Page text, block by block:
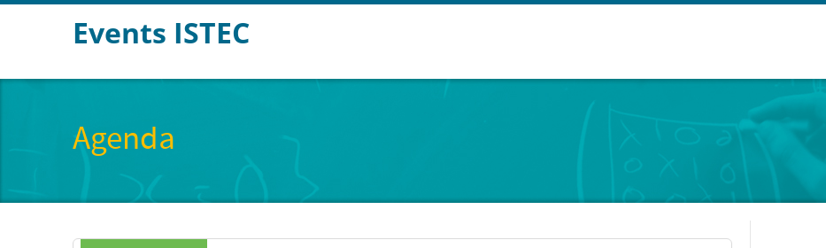
Events ISTEC
Agenda
4:00 am